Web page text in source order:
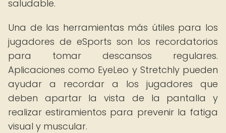
saludable.
Una de las herramientas más útiles para los
jugadores de eSports son los recordatorios
para tomar descansos regulares.
Aplicaciones como EyeLeo y Stretchly pueden
ayudar a recordar a los jugadores que
deben apartar la vista de la pantalla y
realizar estiramientos para prevenir la fatiga
visual y muscular.